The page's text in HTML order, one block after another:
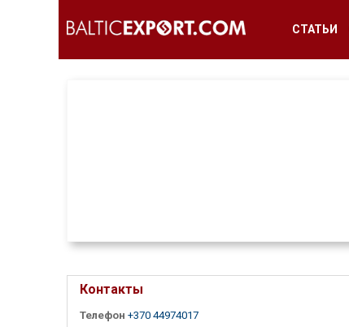
СТАТЬИ
Контакты
Телефон +370 44974017